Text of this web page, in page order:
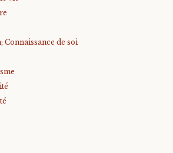
Connaissance de soi